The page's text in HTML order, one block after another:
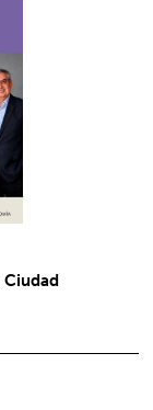
Ciudad